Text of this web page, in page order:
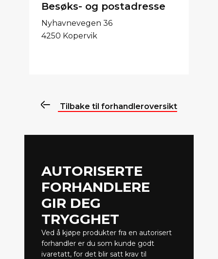
Besøks- og postadresse
Nyhavnevegen 36
4250 Kopervik
Tilbake til forhandleroversikt
AUTORISERTE
FORHANDLERE
GIR DEG
TRYGGHET
Ved å kjøpe produkter fra en autorisert
forhandler er du som kunde godt
ivaretatt, for det blir satt krav til